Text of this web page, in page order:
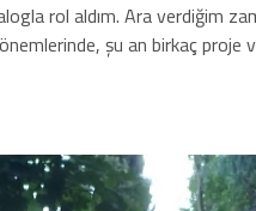
rol aldım. Ara verdiğim
şu an birkaç proje